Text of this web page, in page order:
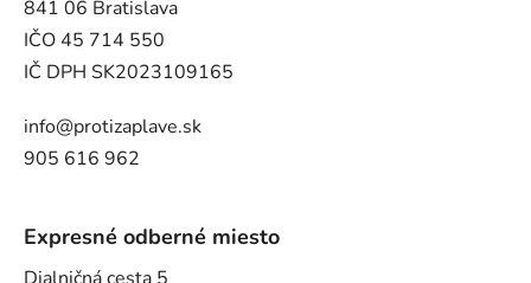
841 06 Bratislava
IČO 45 714 550
IČ DPH SK2023109165
info@protizaplave.sk
905 616 962
Expresné odberné miesto